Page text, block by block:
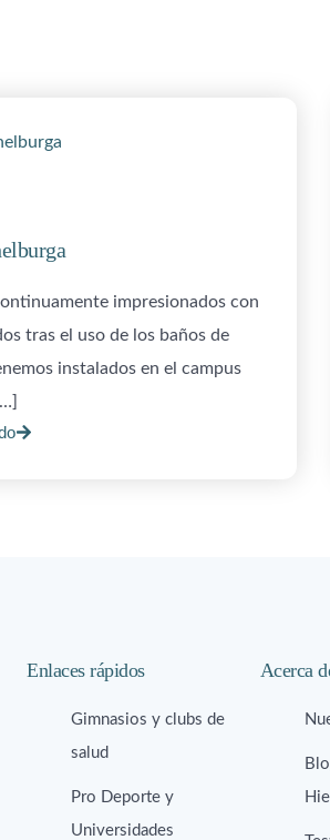
impresionados con
tras el uso de los baños de
instalados en el campus
Enlaces rápidos
Gimnasios y clubs de
salud
Pro Deporte y
Universidades
Acerca